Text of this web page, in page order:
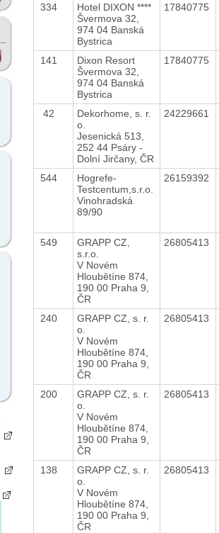
334
Hotel DIXON ****
Švermova 32,
974 04 Banská
Bystrica
17840775
141
Dixon Resort
Švermova 32,
974 04 Banská
Bystrica
17840775
42
Dekorhome, s. r.
o.
Jesenická 513,
252 44 Psáry -
Dolní Jirčany, ČR
24229661
544
Hogrefe-
Testcentum,s.r.o.
Vinohradská
89/90
26159392
549
GRAPP CZ,
s.r.o.
V Novém
Hloubětíne 874,
190 00 Praha 9,
ČR
26805413
240
GRAPP CZ, s. r.
o.
V Novém
Hloubětíne 874,
190 00 Praha 9,
ČR
26805413
200
GRAPP CZ, s. r.
o.
V Novém
Hloubětíne 874,
190 00 Praha 9,
ČR
26805413
138
GRAPP CZ, s. r.
o.
V Novém
Hloubětíne 874,
190 00 Praha 9,
ČR
26805413